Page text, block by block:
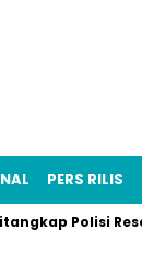
PERS RILIS
Resor Cirebon